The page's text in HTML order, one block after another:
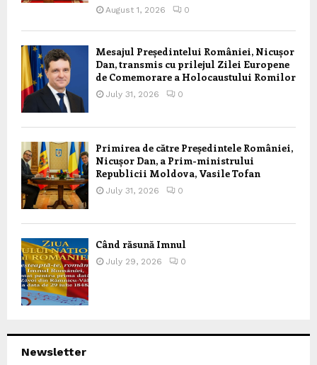
August 1, 2026 0
Mesajul Președintelui României, Nicușor
Dan, transmis cu prilejul Zilei Europene
de Comemorare a Holocaustului Romilor
July 31, 2026 0
Primirea de către Președintele României,
Nicușor Dan, a Prim-ministrului
Republicii Moldova, Vasile Tofan
July 31, 2026 0
Când răsună Imnul
July 29, 2026 0
Newsletter